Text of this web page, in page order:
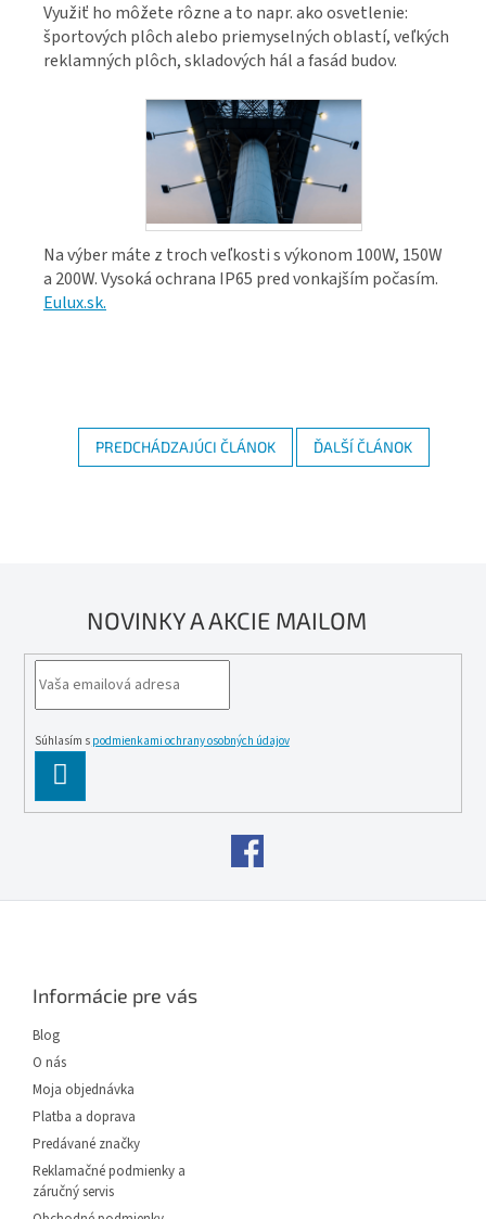
Využiť ho môžete rôzne a to napr. ako osvetlenie:
športových plôch alebo priemyselných oblastí, veľkých
reklamných plôch, skladových hál a fasád budov.
Na výber máte z troch veľkosti s výkonom 100W, 150W
a 200W. Vysoká ochrana IP65 pred vonkajším počasím.
Eulux.sk.
PREDCHÁDZAJÚCI ČLÁNOK ĎALŠÍ ČLÁNOK
NOVINKY A AKCIE MAILOM
Súhlasím s podmienkami ochrany osobných údajov
SE
Informácie pre vás
Blog
O nás
Moja objednávka
Platba a doprava
Predávané značky
Reklamačné podmienky a
záručný servis